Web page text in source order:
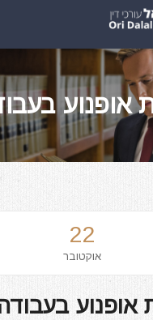
אופנוע
22
אוקטובר
אופנוע